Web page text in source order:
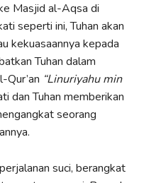
Masjid al-Aqsa di
seperti ini, Tuhan akan
kekuasaannya kepada
Tuhan dalam
Qur’an “Linuriyahu min
dan Tuhan memberikan
seorang
suci, berangkat